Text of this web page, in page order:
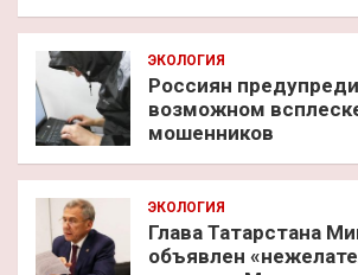
ЭКОЛОГИЯ
Россиян
возможном
мошенников
ЭКОЛОГИЯ
Глава Татарстана
объявлен